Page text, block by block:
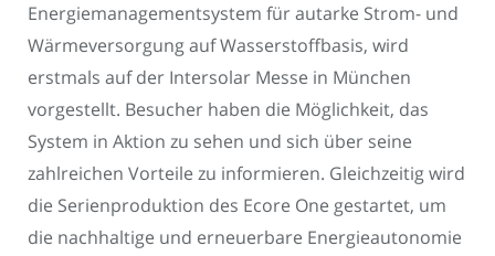
Energiemanagementsystem für autarke Strom- und
Wärmeversorgung auf Wasserstoffbasis, wird
erstmals auf der Intersolar Messe in München
vorgestellt. Besucher haben die Möglichkeit, das
System in Aktion zu sehen und sich über seine
zahlreichen Vorteile zu informieren. Gleichzeitig wird
die Serienproduktion des Ecore One gestartet, um
die nachhaltige und erneuerbare Energieautonomie